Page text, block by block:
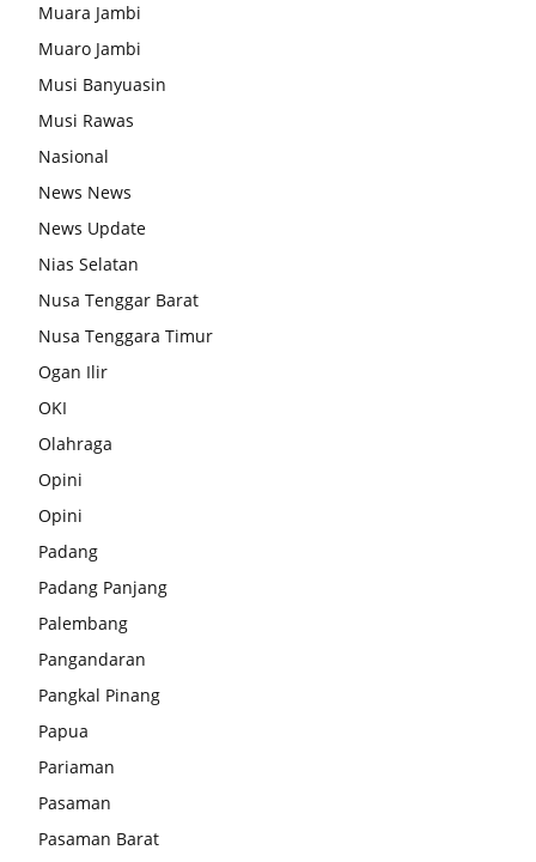
Muara Jambi
Muaro Jambi
Musi Banyuasin
Musi Rawas
Nasional
News News
News Update
Nias Selatan
Nusa Tenggar Barat
Nusa Tenggara Timur
Ogan Ilir
OKI
Olahraga
Opini
Opini
Padang
Padang Panjang
Palembang
Pangandaran
Pangkal Pinang
Papua
Pariaman
Pasaman
Pasaman Barat